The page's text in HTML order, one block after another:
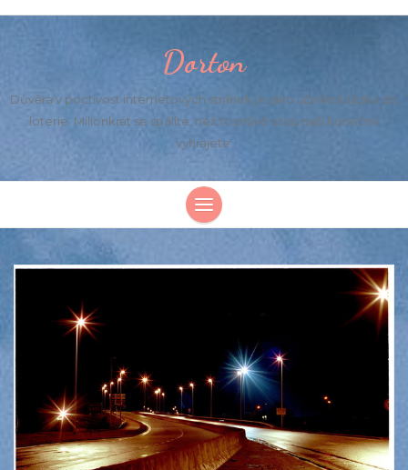
Dorton
Důvěra v poctivost internetových stránek je jako učiněná sázka do
loterie. Milionkrát se spálíte, než to právě s tou naší konečně
vyhrajete.